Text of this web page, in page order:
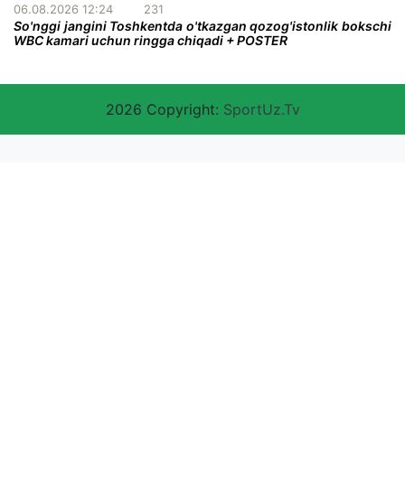
06.08.2026 12:24 231
So'nggi jangini Toshkentda o'tkazgan qozog'istonlik bokschi
WBC kamari uchun ringga chiqadi + POSTER
2026 Copyright: SportUz.Tv